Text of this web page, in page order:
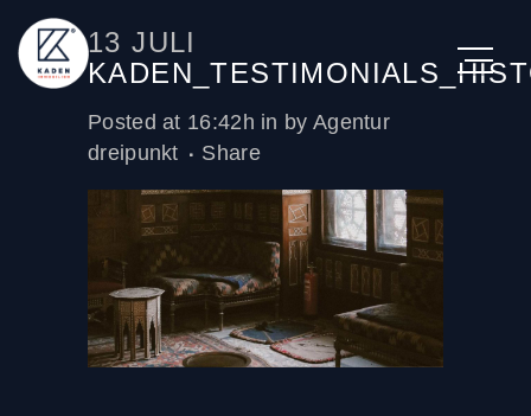
13 JULI
Posted at 16:42h in by Agentur
dreipunkt
Share